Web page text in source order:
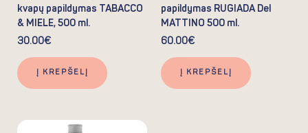
kvapų papildymas TABACCO
& MIELE, 500 ml.
30.00€
Į KREPŠELĮ
papildymas RUGIADA Del
MATTINO 500 ml.
60.00€
Į KREPŠELĮ